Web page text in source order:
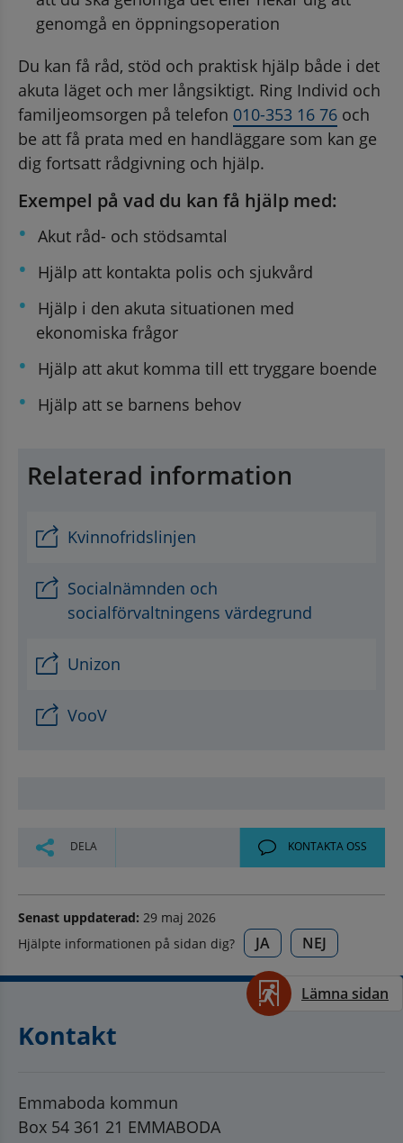
genomgå en öppningsoperation
Du kan få råd, stöd och praktisk hjälp både i det
akuta läget och mer långsiktigt. Ring Individ och
familjeomsorgen på telefon 010-353 16 76 och
be att få prata med en handläggare som kan ge
dig fortsatt rådgivning och hjälp.
Exempel på vad du kan få hjälp med:
Akut råd- och stödsamtal
Hjälp att kontakta polis och sjukvård
Hjälp i den akuta situationen med
ekonomiska frågor
Hjälp att akut komma till ett tryggare boende
Hjälp att se barnens behov
Relaterad information
Kvinnofridslinjen
Socialnämnden och
socialförvaltningens värdegrund
Unizon
VooV
DELA KONTAKTA OSS
Senast uppdaterad: 29 maj 2026
Hjälpte informationen på sidan dig?
JA NEJ
Lämna sidan
Kontakt
Emmaboda kommun
Box 54 361 21 EMMABODA